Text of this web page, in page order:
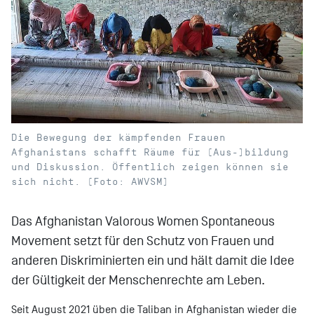
Die Bewegung der kämpfenden Frauen
Afghanistans schafft Räume für (Aus-)bildung
und Diskussion. Öffentlich zeigen können sie
sich nicht. (Foto: AWVSM)
Das Afghanistan Valorous Women Spontaneous
Movement setzt für den Schutz von Frauen und
anderen Diskriminierten ein und hält damit die Idee
der Gültigkeit der Menschenrechte am Leben.
Seit August 2021 üben die Taliban in Afghanistan wieder die